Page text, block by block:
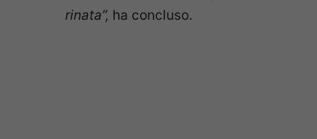
rinata”, ha concluso.